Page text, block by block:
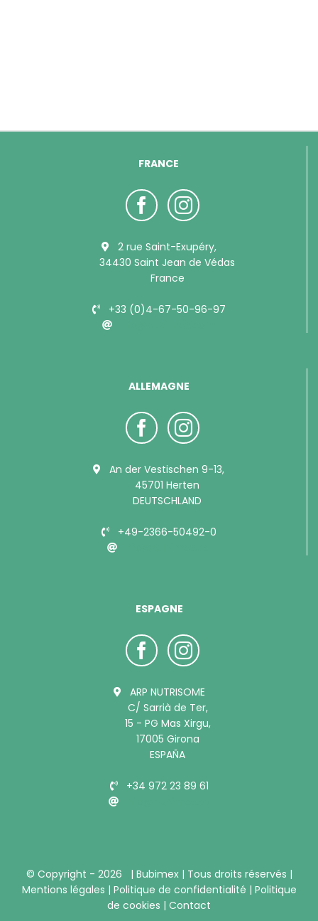
FRANCE
2 rue Saint-Exupéry,
34430 Saint Jean de Védas
France
+33 (0)4-67-50-96-97
ALLEMAGNE
An der Vestischen 9-13,
45701 Herten
DEUTSCHLAND
+49-2366-50492-0
ESPAGNE
ARP NUTRISOME
C/ Sarrià de Ter,
15 - PG Mas Xirgu,
17005 Girona
ESPAÑA
+34 972 23 89 61
© Copyright - 2026 | Bubimex | Tous droits réservés |
Mentions légales | Politique de confidentialité | Politique
de cookies | Contact